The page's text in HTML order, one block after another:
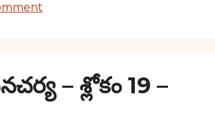
– శ్లోకం 19 –